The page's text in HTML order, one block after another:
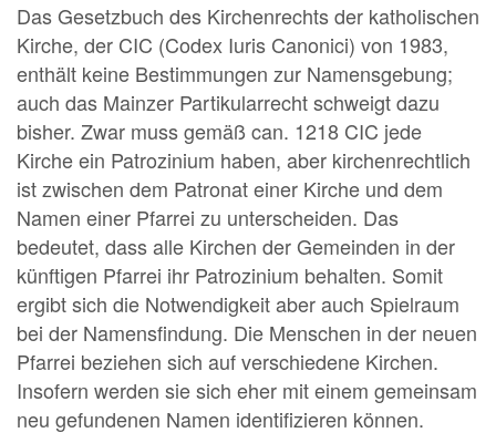
Das Gesetzbuch des Kirchenrechts der katholischen
Kirche, der CIC (Codex Iuris Canonici) von 1983,
enthält keine Bestimmungen zur Namensgebung;
auch das Mainzer Partikularrecht schweigt dazu
bisher. Zwar muss gemäß can. 1218 CIC jede
Kirche ein Patrozinium haben, aber kirchenrechtlich
ist zwischen dem Patronat einer Kirche und dem
Namen einer Pfarrei zu unterscheiden. Das
bedeutet, dass alle Kirchen der Gemeinden in der
künftigen Pfarrei ihr Patrozinium behalten. Somit
ergibt sich die Notwendigkeit aber auch Spielraum
bei der Namensfindung. Die Menschen in der neuen
Pfarrei beziehen sich auf verschiedene Kirchen.
Insofern werden sie sich eher mit einem gemeinsam
neu gefundenen Namen identifizieren können.